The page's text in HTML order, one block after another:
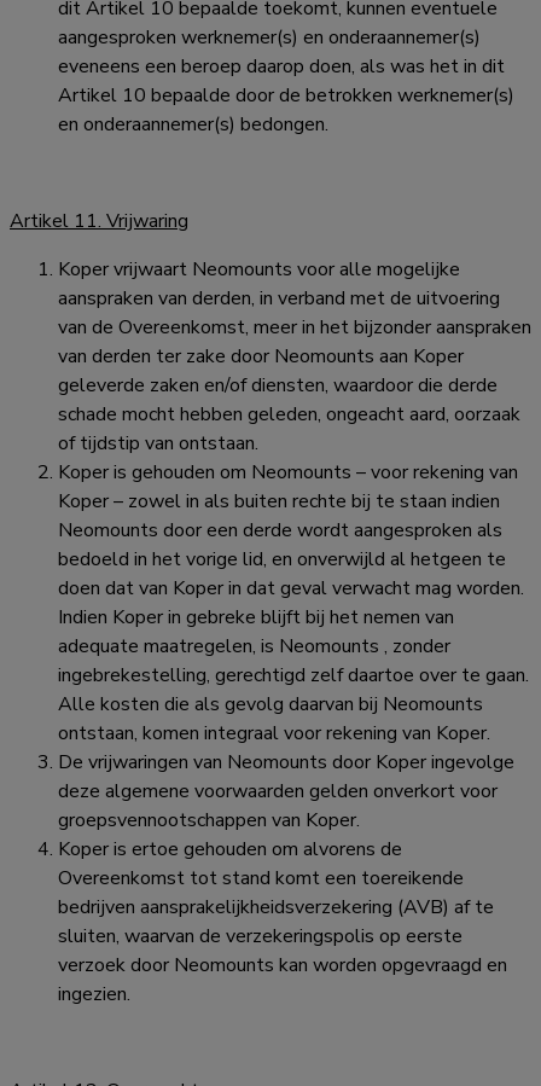
dit Artikel 10 bepaalde toekomt, kunnen eventuele
aangesproken werknemer(s) en onderaannemer(s)
eveneens een beroep daarop doen, als was het in dit
Artikel 10 bepaalde door de betrokken werknemer(s)
en onderaannemer(s) bedongen.
Artikel 11. Vrijwaring
Koper vrijwaart Neomounts voor alle mogelijke
aanspraken van derden, in verband met de uitvoering
van de Overeenkomst, meer in het bijzonder aanspraken
van derden ter zake door Neomounts aan Koper
geleverde zaken en/of diensten, waardoor die derde
schade mocht hebben geleden, ongeacht aard, oorzaak
of tijdstip van ontstaan.
Koper is gehouden om Neomounts – voor rekening van
Koper – zowel in als buiten rechte bij te staan indien
Neomounts door een derde wordt aangesproken als
bedoeld in het vorige lid, en onverwijld al hetgeen te
doen dat van Koper in dat geval verwacht mag worden.
Indien Koper in gebreke blijft bij het nemen van
adequate maatregelen, is Neomounts , zonder
ingebrekestelling, gerechtigd zelf daartoe over te gaan.
Alle kosten die als gevolg daarvan bij Neomounts
ontstaan, komen integraal voor rekening van Koper.
De vrijwaringen van Neomounts door Koper ingevolge
deze algemene voorwaarden gelden onverkort voor
groepsvennootschappen van Koper.
Koper is ertoe gehouden om alvorens de
Overeenkomst tot stand komt een toereikende
bedrijven aansprakelijkheidsverzekering (AVB) af te
sluiten, waarvan de verzekeringspolis op eerste
verzoek door Neomounts kan worden opgevraagd en
ingezien.